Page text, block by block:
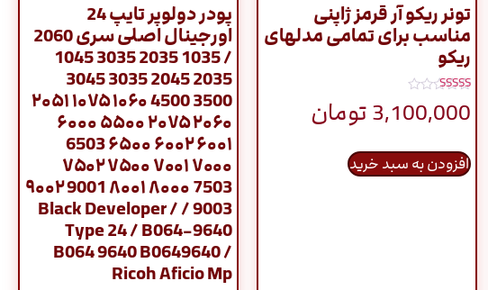
تونر ریکو آر قرمز ژاپنی
مناسب برای تمامی مدلهای
ریکو
نمره
4.83
از 5
3,100,000تومان
افزودن به سبد خرید
پودر دولوپر تایپ 24
اورجینال اصلی سری 2060
/ 1035 2035 3035 1045
2035 2045 3035 3045
3500 4500 ۱۰۶۰ ۱۰۷۵ ۲۰۵۱
۲۰۶۰ ۲۰۷۵ ۵۵۰۰ ۶۰۰۰
۶۰۰۱ ۶۰۰۲ ۶۵۰۰ 6503
۷۰۰۰ ۷۰۰۱ ۷۵۰۰ ۷۵۰۲
7503 ۸۰۰۰ ۸۰۰۱ 9001 ۹۰۰۲
9003 / Black Developer /
Type 24 / B064-9640
B064 9640 B0649640 /
Ricoh Aficio Mp